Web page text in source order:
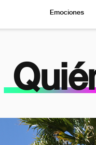
Emociones